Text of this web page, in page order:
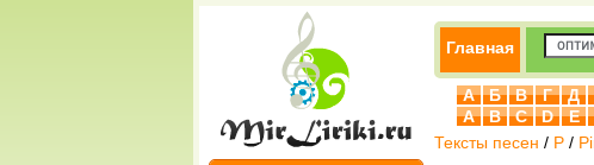
Главная
А Б В Г Д
A
B C D E
Тексты песен / P /